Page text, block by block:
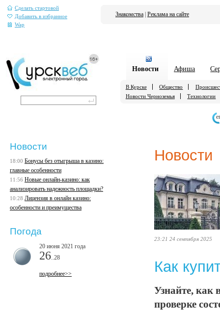
Сделать стартовой
Добавить в избранное
Wap
Знакомства Реклама на сайте
Новости Афиша
В Курске Общество
Новости Черноземья
Технологии
Новости
23:21 24 сентября 2025
Как
Узнайте, как
проверке
Новости
18:00 Бонусы без отыгрыша в казино:
главные особенности
11:56 Новые онлайн-казино: как
анализировать надежность площадки?
10:28 Лицензия в онлайн казино:
особенности и преимущества
Погода
20 июня 2021 года
26 ..28
подробнее>>